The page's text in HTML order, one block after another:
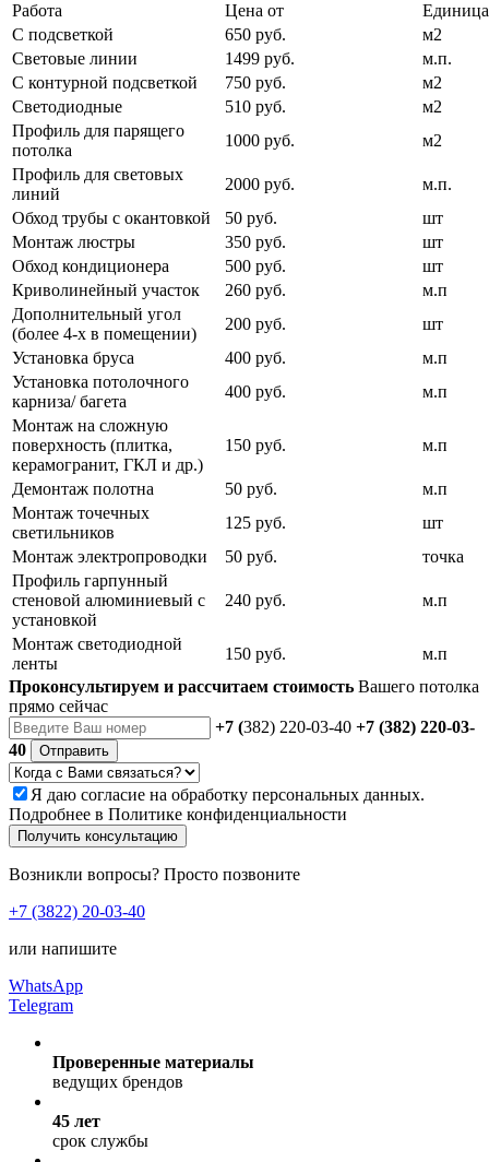
Работа Цена от
С подсветкой
650 руб.
м2
Световые линии
1499 руб.
м.п.
С контурной подсветкой
750 руб.
м2
Светодиодные
510 руб.
м2
Профиль для парящего
потолка
1000 руб.
м2
Профиль для световых
линий
2000 руб.
м.п.
Обход трубы с окантовкой
50 руб.
шт
Монтаж люстры
350 руб.
шт
Обход кондиционера
500 руб.
шт
Криволинейный участок
260 руб.
м.п
Дополнительный угол
(более 4-х в помещении)
200 руб.
шт
Установка бруса
400 руб.
м.п
Установка потолочного
карниза/ багета
400 руб.
м.п
Монтаж на сложную
поверхность (плитка,
керамогранит, ГКЛ и др.)
150 руб. м.п
Демонтаж полотна 50 руб.
м.п
Монтаж точечных
светильников
125 руб.
шт
Монтаж электропроводки
50 руб.
точка
Профиль гарпунный
стеновой алюминиевый с
установкой
240 руб. м.п
Монтаж светодиодной
ленты
150 руб.
м.п
Проконсультируем и рассчитаем стоимость Вашего потолка
прямо сейчас
+7 (382) 220-03-40 +7 (382) 220-03-
40
Отправить
Я даю согласие на обработку персональных данных.
Подробнее в Политике конфиденциальности
Получить консультацию
Возникли вопросы? Просто позвоните
+7 (3822) 20-03-40
или напишите
WhatsApp
Telegram
Проверенные материалы
ведущих брендов
45 лет
срок службы